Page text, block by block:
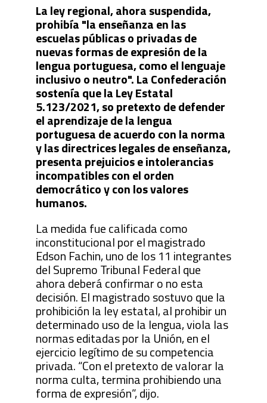
La ley regional, ahora suspendida,
prohibía "la enseñanza en las
escuelas públicas o privadas de
nuevas formas de expresión de la
lengua portuguesa, como el lenguaje
inclusivo o neutro". La Confederación
sostenía que la Ley Estatal
5.123/2021, so pretexto de defender
el aprendizaje de la lengua
portuguesa de acuerdo con la norma
y las directrices legales de enseñanza,
presenta prejuicios e intolerancias
incompatibles con el orden
democrático y con los valores
humanos.
La medida fue calificada como
inconstitucional por el magistrado
Edson Fachin, uno de los 11 integrantes
del Supremo Tribunal Federal que
ahora deberá confirmar o no esta
decisión. El magistrado sostuvo que la
prohibición la ley estatal, al prohibir un
determinado uso de la lengua, viola las
normas editadas por la Unión, en el
ejercicio legítimo de su competencia
privada. “Con el pretexto de valorar la
norma culta, termina prohibiendo una
forma de expresión”, dijo.